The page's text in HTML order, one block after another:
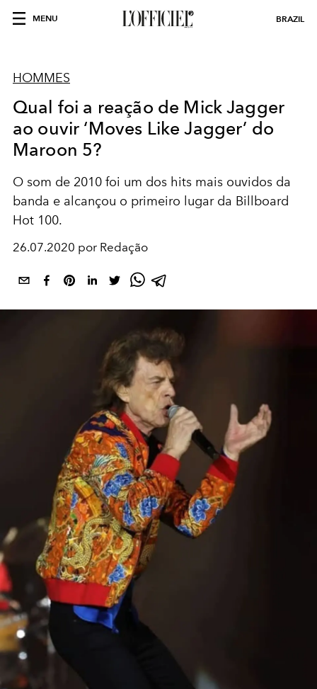
MENU BRAZIL
HOMMES
Qual foi a reação de Mick Jagger
ao ouvir ‘Moves Like Jagger’ do
Maroon 5?
O som de 2010 foi um dos hits mais ouvidos da
banda e alcançou o primeiro lugar da Billboard
Hot 100.
26.07.2020 por Redação